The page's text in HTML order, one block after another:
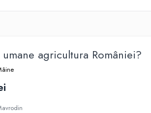
agricultura României?